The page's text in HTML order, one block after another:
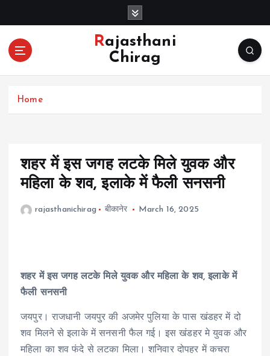
o
Rajasthani
Chirag
Home
शहर में इस जगह लटके मिले युवक और
महिला के शव, इलाके में फैली सनसनी
rajasthanichirag बीकानेर March 16, 2025
शहर में इस जगह लटके मिले युवक और महिला के शव, इलाके में
फैली सनसनी
जयपुर। राजधानी जयपुर की अजमेर पुलिया के पास खंडहर में दो
शव मिलने से इलाके में सनसनी फैल गई। इस खंडहर मे युवक और
महिला का शव फंदे से लटका मिला। शनिवार दोपहर में कचरा